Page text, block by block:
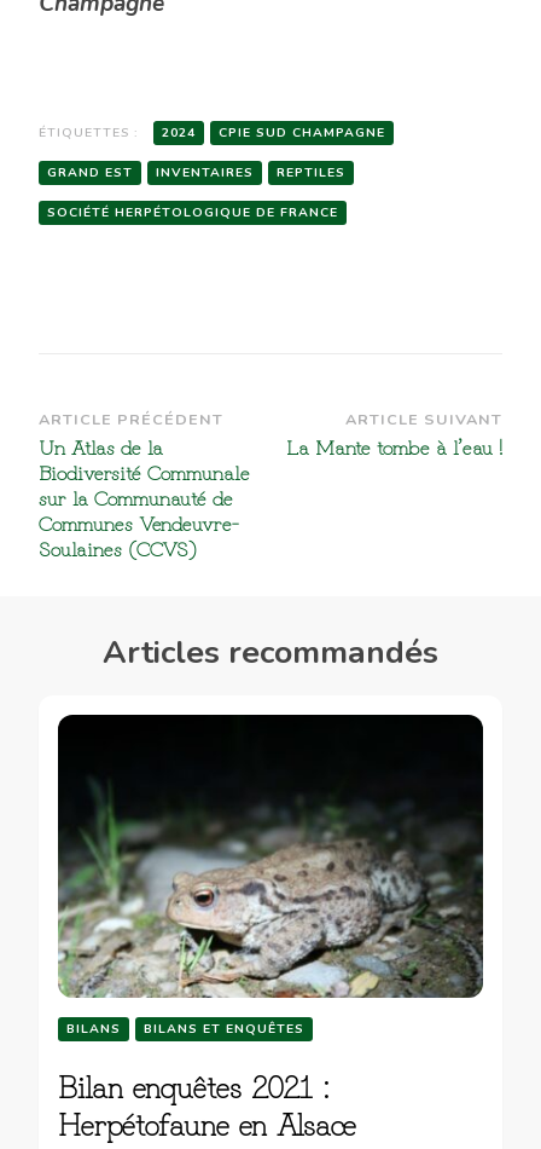
ÉTIQUETTES : 2024 CPIE SUD CHAMPAGNE
GRAND EST INVENTAIRES REPTILES
SOCIÉTÉ HERPÉTOLOGIQUE DE FRANCE
Navigation
d’article
ARTICLE PRÉCÉDENT
Un Atlas de la
Biodiversité Communale
sur la Communauté de
Communes Vendeuvre-
Soulaines (CCVS)
ARTICLE SUIVANT
La Mante tombe à l’eau !
Articles recommandés
BILANS BILANS ET ENQUÊTES
Bilan enquêtes 2021 :
Herpétofaune en Alsace